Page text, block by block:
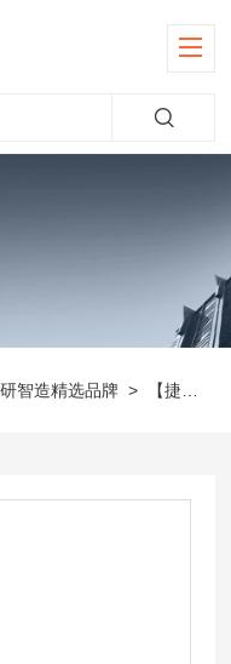
智造精选品牌 > 【捷美】恒温器